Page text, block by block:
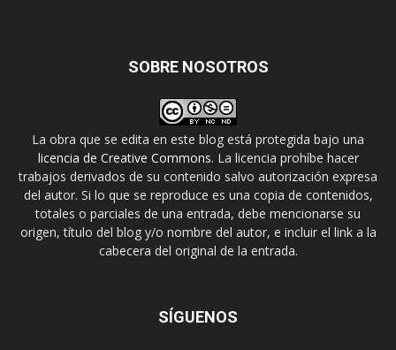
SOBRE NOSOTROS
La obra que se edita en este blog está protegida bajo una
licencia de Creative Commons. La licencia prohíbe hacer
trabajos derivados de su contenido salvo autorización expresa
del autor. Si lo que se reproduce es una copia de contenidos,
totales o parciales de una entrada, debe mencionarse su
origen, título del blog y/o nombre del autor, e incluir el link a la
cabecera del original de la entrada.
SÍGUENOS